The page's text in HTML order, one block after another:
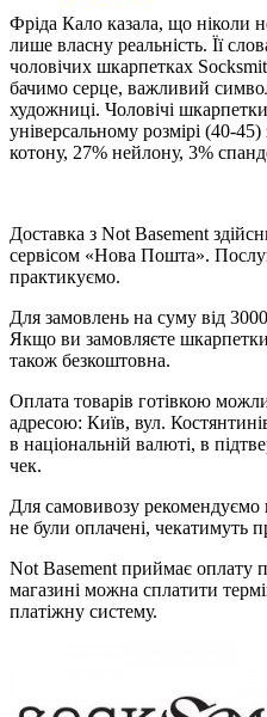
Фріда Кало казала, що ніколи
лише власну реальність. Її
чоловічих шкарпетках
бачимо серце, важливий
художниці. Чоловічі
універсальному розмірі (40-
котону, 27% нейлону, 3%
Доставка з Not Basement
сервісом «Нова Пошта».
практикуємо.
Для замовлень на суму від
Якщо ви замовляєте
також безкоштовна.
Оплата товарів готівкою
адресою: Київ, вул.
в національній валюті, в
чек.
Для самовивозу рекомендуємо
не були оплачені, чекатимуть
Not Basement приймає оплату
магазині можна сплатити
платіжну систему.